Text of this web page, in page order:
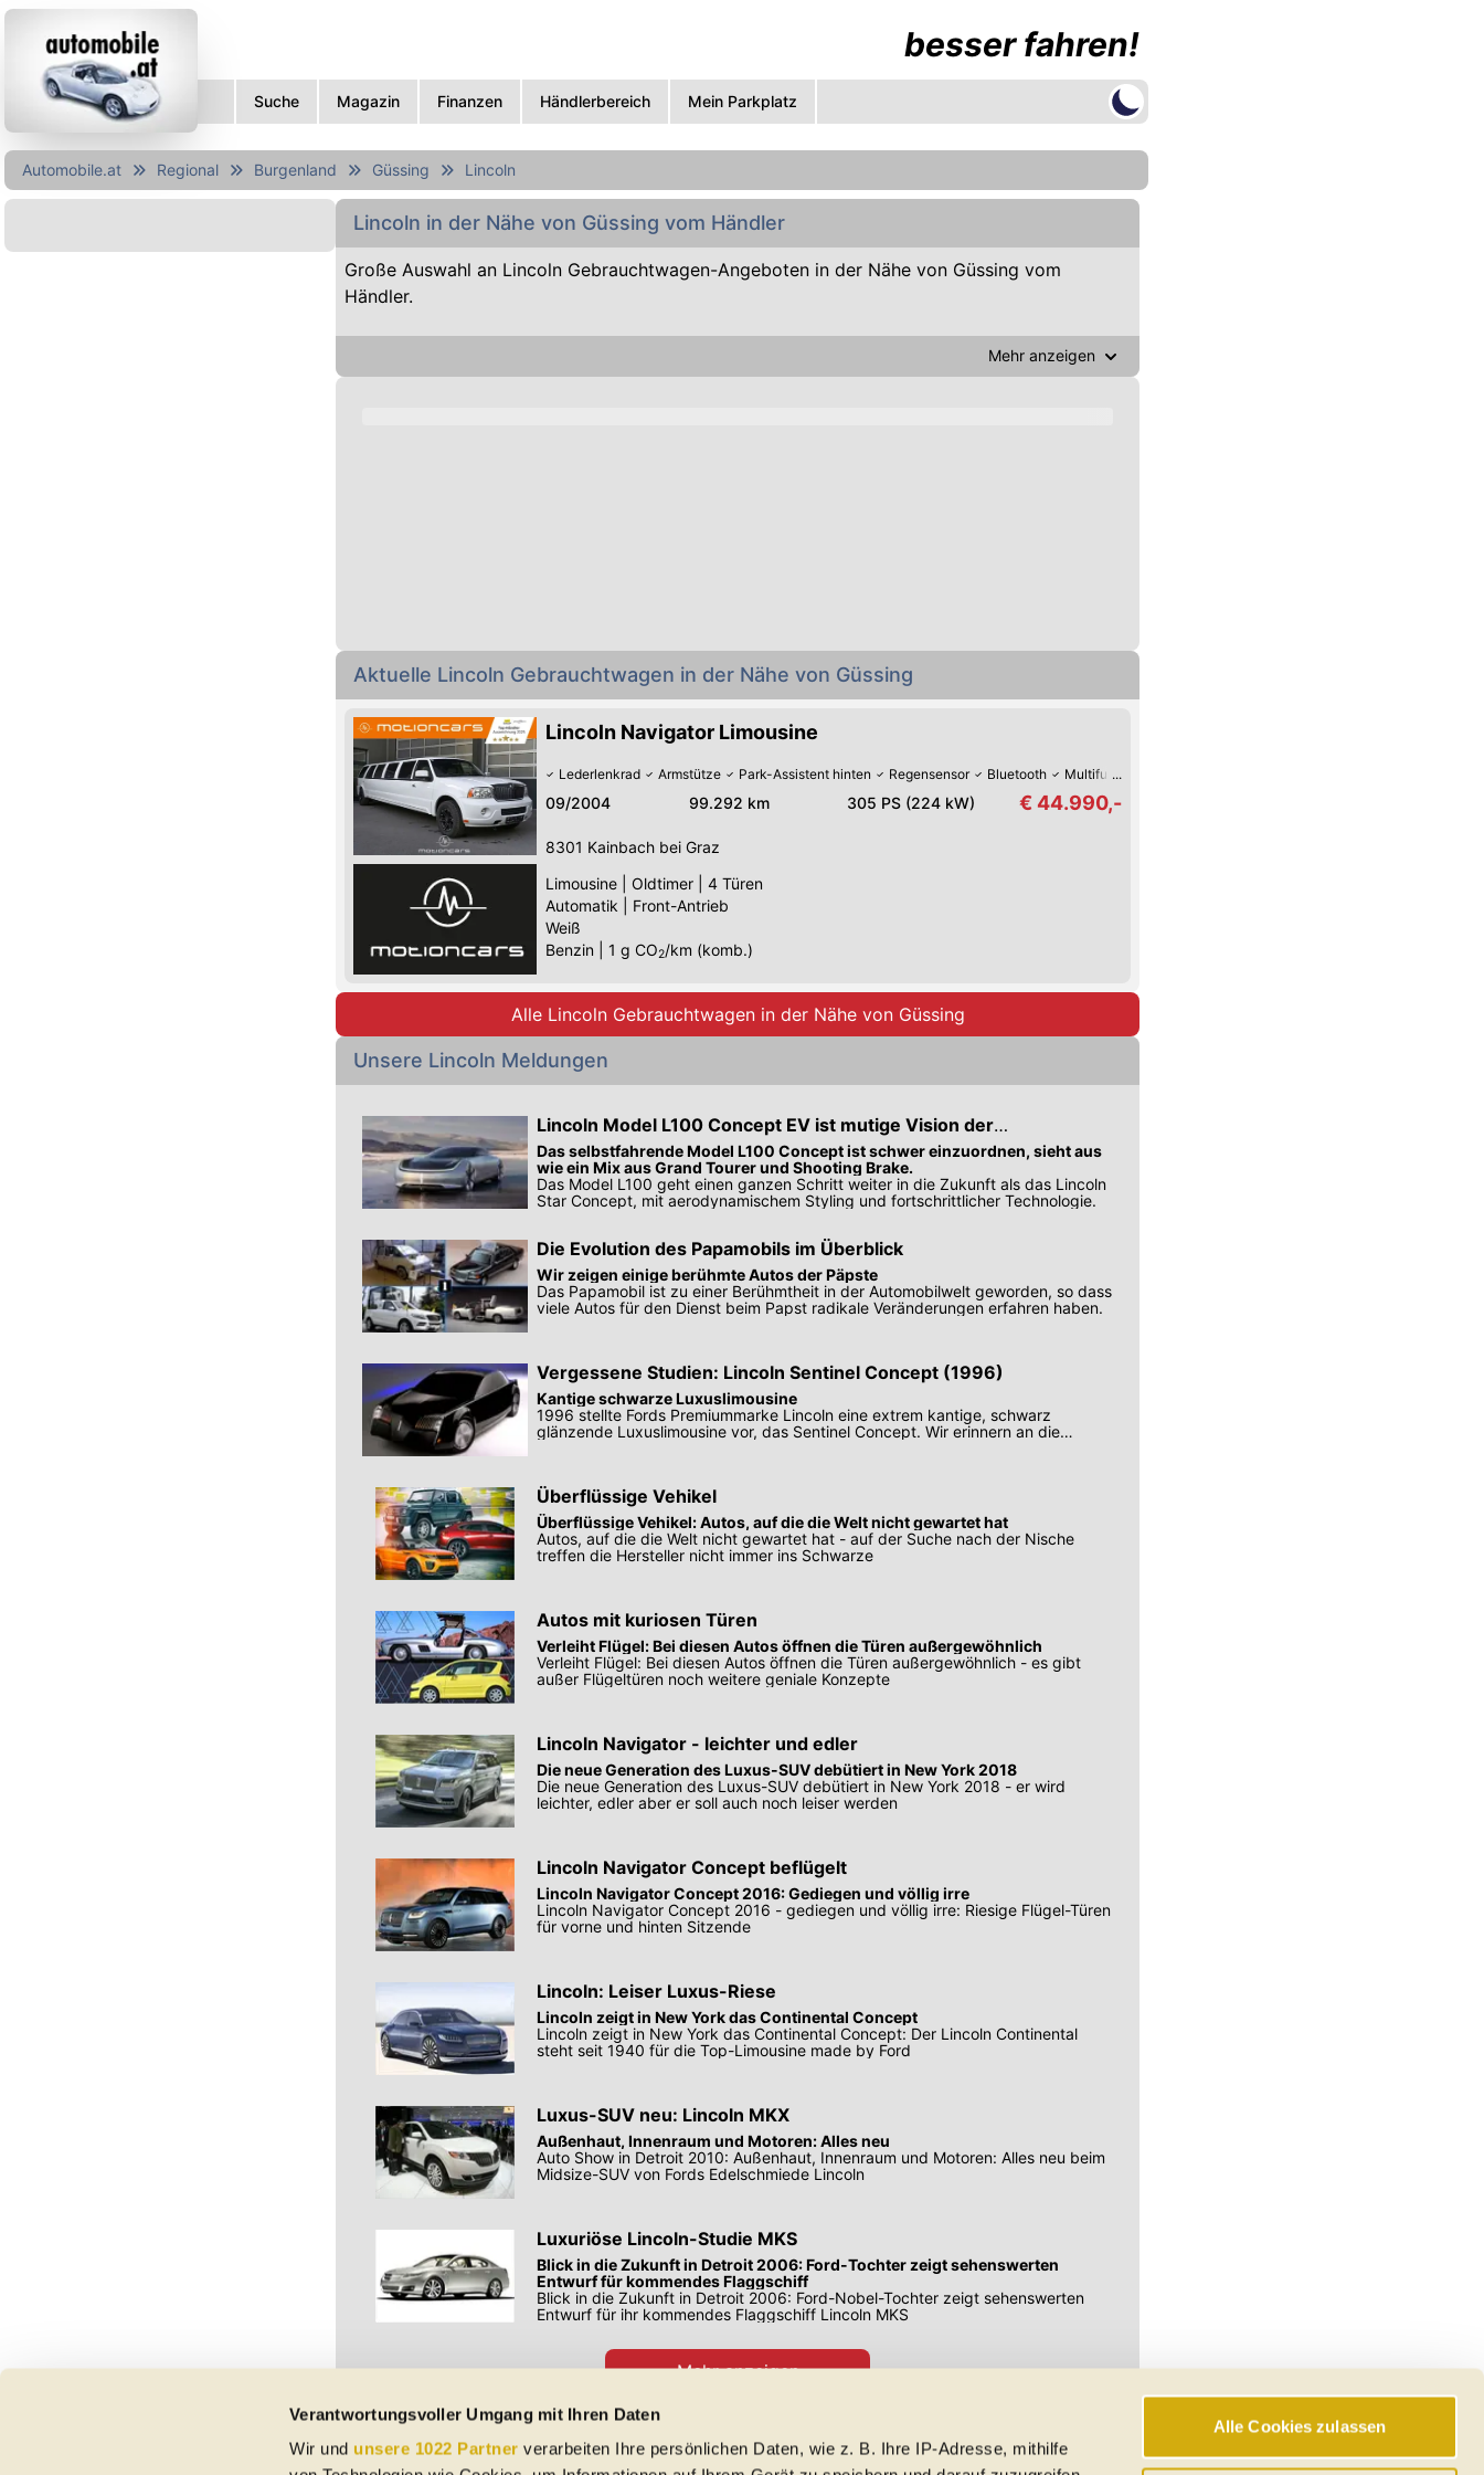
Verantwortungsvoller Umgang mit Ihren Daten
Wir und unsere 1022 Partner verarbeiten Ihre persönlichen Daten, wie z. B. Ihre IP-Adresse, mithilfe
Alle Cookies zulassen
besser fahren!
Suche Magazin Finanzen Händlerbereich Mein Parkplatz
Automobile.at Regional Burgenland Güssing Lincoln
Lincoln in der Nähe von Güssing vom Händler
Große Auswahl an Lincoln Gebrauchtwagen-Angeboten in der Nähe von Güssing vom
Händler.
Mehr anzeigen
Aktuelle Lincoln Gebrauchtwagen in der Nähe von Güssing
Lincoln Navigator Limousine
Lederlenkrad Armstütze Park-Assistent hinten Regensensor Bluetooth Multifunktions-Lenkrad
09/2004 99.292 km 305 PS (224 kW) € 44.990,-
8301 Kainbach bei Graz
Limousine
Oldtimer
4 Türen
Automatik
Front-Antrieb
Weiß
Benzin
1 g CO2/km (komb.)
Alle Lincoln Gebrauchtwagen in der Nähe von Güssing
Unsere Lincoln Meldungen
Lincoln Model L100 Concept EV ist mutige Vision der
Markenzukunft
Das selbstfahrende Model L100 Concept ist schwer einzuordnen, sieht aus
wie ein Mix aus Grand Tourer und Shooting Brake.
Das Model L100 geht einen ganzen Schritt weiter in die Zukunft als das Lincoln
Star Concept, mit aerodynamischem Styling und fortschrittlicher Technologie.
Die Evolution des Papamobils im Überblick
Wir zeigen einige berühmte Autos der Päpste
Das Papamobil ist zu einer Berühmtheit in der Automobilwelt geworden, so dass
viele Autos für den Dienst beim Papst radikale Veränderungen erfahren haben.
Vergessene Studien: Lincoln Sentinel Concept (1996)
Kantige schwarze Luxuslimousine
1996 stellte Fords Premiummarke Lincoln eine extrem kantige, schwarz
glänzende Luxuslimousine vor, das Sentinel Concept. Wir erinnern an die
Überflüssige Vehikel
Überflüssige Vehikel: Autos, auf die die Welt nicht gewartet hat
Autos, auf die die Welt nicht gewartet hat - auf der Suche nach der Nische
treffen die Hersteller nicht immer ins Schwarze
Autos mit kuriosen Türen
Verleiht Flügel: Bei diesen Autos öffnen die Türen außergewöhnlich
Verleiht Flügel: Bei diesen Autos öffnen die Türen außergewöhnlich - es gibt
außer Flügeltüren noch weitere geniale Konzepte
Lincoln Navigator - leichter und edler
Die neue Generation des Luxus-SUV debütiert in New York 2018
Die neue Generation des Luxus-SUV debütiert in New York 2018 - er wird
leichter, edler aber er soll auch noch leiser werden
Lincoln Navigator Concept beflügelt
Lincoln Navigator Concept 2016: Gediegen und völlig irre
Lincoln Navigator Concept 2016 - gediegen und völlig irre: Riesige Flügel-Türen
für vorne und hinten Sitzende
Lincoln: Leiser Luxus-Riese
Lincoln zeigt in New York das Continental Concept
Lincoln zeigt in New York das Continental Concept: Der Lincoln Continental
steht seit 1940 für die Top-Limousine made by Ford
Luxus-SUV neu: Lincoln MKX
Außenhaut, Innenraum und Motoren: Alles neu
Auto Show in Detroit 2010: Außenhaut, Innenraum und Motoren: Alles neu beim
Midsize-SUV von Fords Edelschmiede Lincoln
Luxuriöse Lincoln-Studie MKS
Blick in die Zukunft in Detroit 2006: Ford-Tochter zeigt sehenswerten
Entwurf für kommendes Flaggschiff
Blick in die Zukunft in Detroit 2006: Ford-Nobel-Tochter zeigt sehenswerten
Entwurf für ihr kommendes Flaggschiff Lincoln MKS
Mehr anzeigen
Preisangaben in den Meldungen gelten für Deutschland. Quelle: Auto-News
Vorbehaltlich Irrtümer, Schreibfehler und Zwischenverkauf. Hinweis: Technische Daten, Verbrauchswerte, Reichweiten